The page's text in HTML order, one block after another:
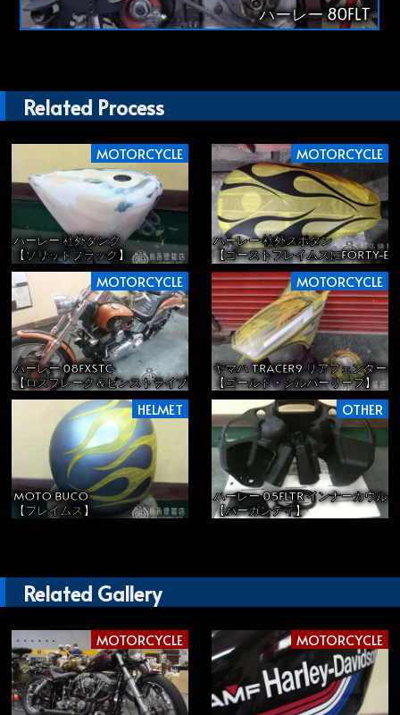
ハーレー 80FLT
Related Process
MOTORCYCLE
ハーレー 社外タンク
【ソリッドブラック】
MOTORCYCLE
ハーレー 社外スポタン
【ゴーストフレイムスにFORTY-
MOTORCYCLE
ハーレー 08FXSTC
【ロスフレーク＆ピンストライプ】
MOTORCYCLE
ヤマハ TRACER9 リアフェンダー
【ゴールド・シルバーリーフ】
HELMET
MOTO BUCO
【フレイムス】
OTHER
ハーレー 05FLTR インナーカウル
【バーガンディ】
Related Gallery
MOTORCYCLE MOTORCYCLE